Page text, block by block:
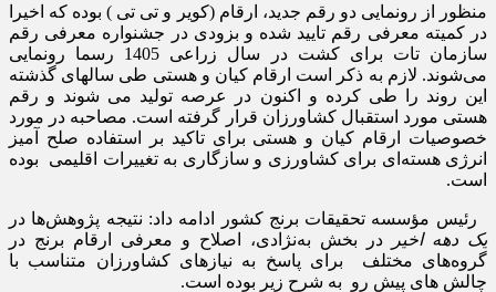
منظور از رونمایی دو رقم جدید، ارقام (کویر و تی تی ) بوده که اخیرا
در کمیته معرفی رقم تایید شده و بزودی در جشنواره معرفی رقم
سازمان تات برای کشت در سال زراعی 1405 رسما رونمایی
می‌شوند. لازم به ذکر است ارقام کیان و هستی طی سالهای گذشته
این روند را طی کرده و اکنون در عرصه تولید می شوند و رقم
هستی مورد استقبال کشاورزان قرار گرفته است. مصاحبه در مورد
خصوصیات ارقام کیان و هستی برای تاکید بر استفاده صلح آمیز
انرژی هسته‌ای برای کشاورزی و سازگاری به تغییرات اقلیمی بوده
است.
رئیس مؤسسه تحقیقات برنج کشور ادامه داد: نتیجه پژوهش‌ها در
یک دهه اخیر
در بخش به‌نژادی، اصلاح و معرفی ارقام برنج در
گروه‌های مختلف برای پاسخ به نیازهای کشاورزان متناسب با
چالش های پیش رو به شرح زیر بوده است.